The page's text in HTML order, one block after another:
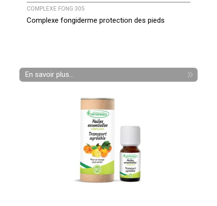
COMPLEXE FONG 305
Complexe fongiderme protection des pieds
En savoir plus...